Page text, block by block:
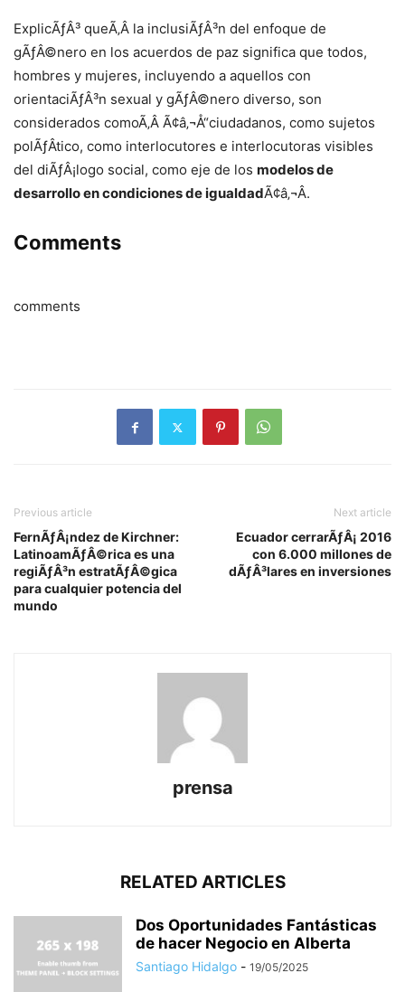
ExplicÃƒÂ³ queÃ‚Â la inclusiÃƒÂ³n del enfoque de
gÃƒÂ©nero en los acuerdos de paz significa que todos,
hombres y mujeres, incluyendo a aquellos con
orientaciÃƒÂ³n sexual y gÃƒÂ©nero diverso, son
considerados comoÃ‚Â Ã¢â‚¬Å“ciudadanos, como sujetos
polÃƒÂ­tico, como interlocutores e interlocutoras visibles
del diÃƒÂ¡logo social, como eje de los modelos de
desarrollo en condiciones de igualdadÃ¢â‚¬Â.
Comments
comments
Previous article
FernÃƒÂ¡ndez de Kirchner:
LatinoamÃƒÂ©rica es una
regiÃƒÂ³n estratÃƒÂ©gica
para cualquier potencia del
mundo
Next article
Ecuador cerrarÃƒÂ¡ 2016
con 6.000 millones de
dÃƒÂ³lares en inversiones
prensa
RELATED ARTICLES
Dos Oportunidades Fantásticas
de hacer Negocio en Alberta
Santiago Hidalgo - 19/05/2025